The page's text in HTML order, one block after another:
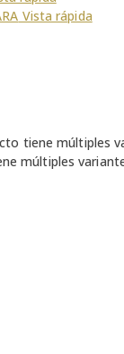
Vista rápida
tiene múltiples
múltiples